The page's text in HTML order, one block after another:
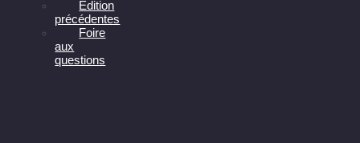
Édition
précédentes
Foire
aux
questions